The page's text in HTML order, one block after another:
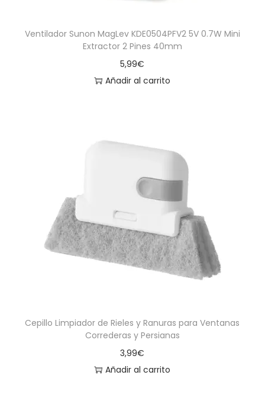
Ventilador Sunon MagLev KDE0504PFV2 5V 0.7W Mini
Extractor 2 Pines 40mm
5,99€
Añadir al carrito
Cepillo Limpiador de Rieles y Ranuras para Ventanas
Correderas y Persianas
3,99€
Añadir al carrito